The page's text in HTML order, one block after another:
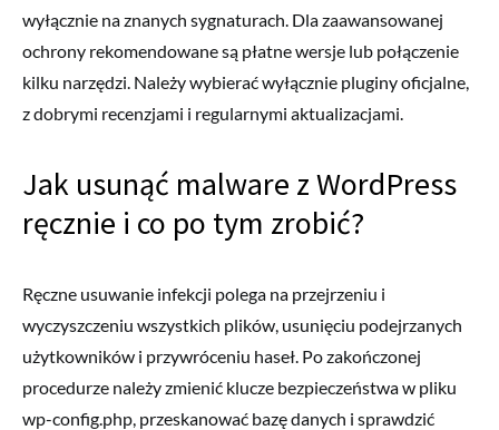
wyłącznie na znanych sygnaturach. Dla zaawansowanej
ochrony rekomendowane są płatne wersje lub połączenie
kilku narzędzi. Należy wybierać wyłącznie pluginy oficjalne,
z dobrymi recenzjami i regularnymi aktualizacjami.
Jak usunąć malware z WordPress
ręcznie i co po tym zrobić?
Ręczne usuwanie infekcji polega na przejrzeniu i
wyczyszczeniu wszystkich plików, usunięciu podejrzanych
użytkowników i przywróceniu haseł. Po zakończonej
procedurze należy zmienić klucze bezpieczeństwa w pliku
wp-config.php, przeskanować bazę danych i sprawdzić